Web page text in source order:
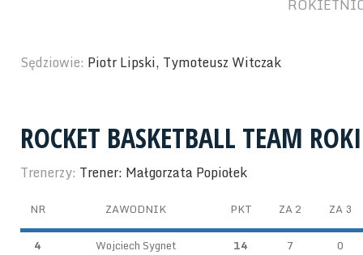
Sędziowie: Piotr Lipski, Tymoteusz Witczak
ROCKET BASKETBALL TEAM
Trenerzy: Trener: Małgorzata Popiołek
NR ZAWODNIK PKT ZA 2 ZA 3
4 Wojciech Sygnet 14 7
0